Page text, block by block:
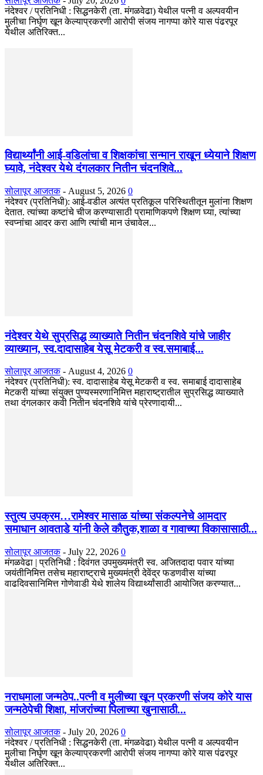
नंदेश्वर / प्रतिनिधी : सिद्धनकेरी (ता. मंगळवेढा) येथील पत्नी व अल्पवयीन
मुलीचा निर्घृण खून केल्याप्रकरणी आरोपी संजय नागप्पा कोरे यास पंढरपूर
येथील अतिरिक्त...
विद्यार्थ्यांनी आई-वडिलांचा व शिक्षकांचा सन्मान राखून ध्येयाने शिक्षण
घ्यावे, नंदेश्वर येथे दंगलकार नितीन चंदनशिवे...
सोलापूर आजतक - August 5, 2026 0
नंदेश्वर (प्रतिनिधी): आई-वडील अत्यंत प्रतिकूल परिस्थितीतून मुलांना शिक्षण
देतात. त्यांच्या कष्टांचे चीज करण्यासाठी प्रामाणिकपणे शिक्षण घ्या, त्यांच्या
स्वप्नांचा आदर करा आणि त्यांची मान उंचावेल...
नंदेश्वर येथे सुप्रसिद्ध व्याख्याते नितीन चंदनशिवे यांचे जाहीर
व्याख्यान, स्व.दादासाहेब येसू मेटकरी व स्व.समाबाई...
सोलापूर आजतक - August 4, 2026 0
नंदेश्वर (प्रतिनिधी): स्व. दादासाहेब येसू मेटकरी व स्व. समाबाई दादासाहेब
मेटकरी यांच्या संयुक्त पुण्यस्मरणानिमित्त महाराष्ट्रातील सुप्रसिद्ध व्याख्याते
तथा दंगलकार कवी नितीन चंदनशिवे यांचे प्रेरणादायी...
स्तुत्य उपक्रम…रामेश्वर मासाळ यांच्या संकल्पनेचे आमदार
समाधान आवताडे यांनी केले कौतुक,शाळा व गावाच्या विकासासाठी...
सोलापूर आजतक - July 22, 2026 0
मंगळवेढा | प्रतिनिधी : दिवंगत उपमुख्यमंत्री स्व. अजितदादा पवार यांच्या
जयंतीनिमित्त तसेच महाराष्ट्राचे मुख्यमंत्री देवेंद्र फडणवीस यांच्या
वाढदिवसानिमित्त गोणेवाडी येथे शालेय विद्यार्थ्यांसाठी आयोजित करण्यात...
नराधमाला जन्मठेप..पत्नी व मुलीच्या खून प्रकरणी संजय कोरे यास
जन्मठेपेची शिक्षा, मांजरांच्या पिलाच्या खुनासाठी...
सोलापूर आजतक - July 20, 2026 0
नंदेश्वर / प्रतिनिधी : सिद्धनकेरी (ता. मंगळवेढा) येथील पत्नी व अल्पवयीन
मुलीचा निर्घृण खून केल्याप्रकरणी आरोपी संजय नागप्पा कोरे यास पंढरपूर
येथील अतिरिक्त...